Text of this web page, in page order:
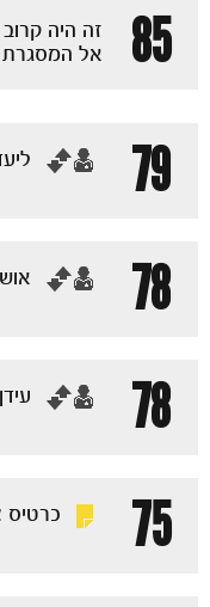
הקבוצות
85
זה היה
אל המסגרת
79
78
78
75 כרטיס